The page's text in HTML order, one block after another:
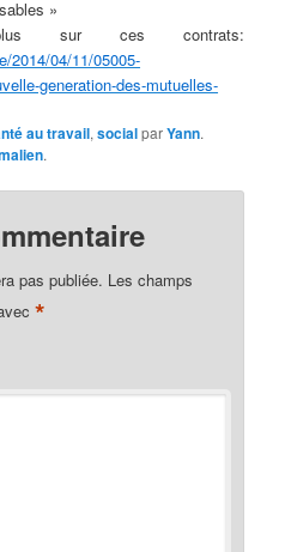
»
sur ces contrats:
2014/04/11/05005-
generation-des-mutuelles-
au travail,socialparYann.
.
pas publiée. Les champs
*